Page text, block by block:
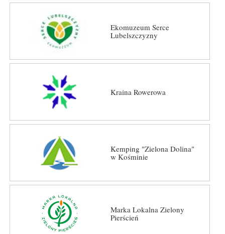
Ekomuzeum Serce
Lubelszczyzny
Kraina Rowerowa
Kemping "Zielona Dolina"
w Kośminie
Marka Lokalna Zielony
Pierścień